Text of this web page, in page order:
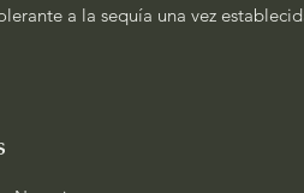
a la sequía una vez